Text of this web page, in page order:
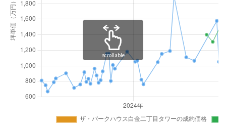
scrollable